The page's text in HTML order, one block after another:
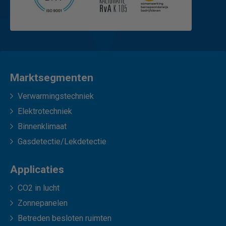
Marktsegmenten
Verwarmingstechniek
Elektrotechniek
Binnenklimaat
Gasdetectie/Lekdetectie
Applicaties
CO2 in lucht
Zonnepanelen
Betreden besloten ruimten